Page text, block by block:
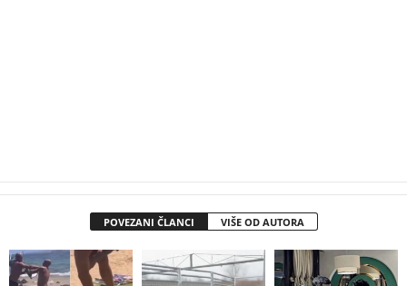
POVEZANI ČLANCI VIŠE OD AUTORA